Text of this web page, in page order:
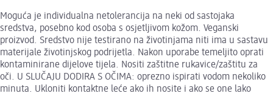
Moguća je individualna netolerancija na neki od sastojaka
sredstva, posebno kod osoba s osjetljivom kožom. Veganski
proizvod. Sredstvo nije testirano na životinjama niti ima u sastavu
materijale životinjskog podrijetla. Nakon uporabe temeljito oprati
kontaminirane dijelove tijela. Nositi zaštitne rukavice/zaštitu za
oči. U SLUČAJU DODIRA S OČIMA: oprezno ispirati vodom nekoliko
minuta. Ukloniti kontaktne leće ako ih nosite i ako se one lako